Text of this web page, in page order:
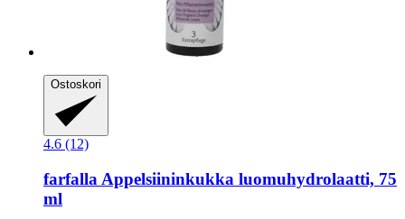
Ostoskori
4.6 (12)
farfalla Appelsiininkukka luomuhydrolaatti, 75
ml